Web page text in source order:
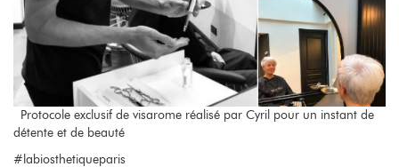
Protocole exclusif de visarome réalisé par Cyril pour un instant de
détente et de beauté
#labiosthetiqueparis